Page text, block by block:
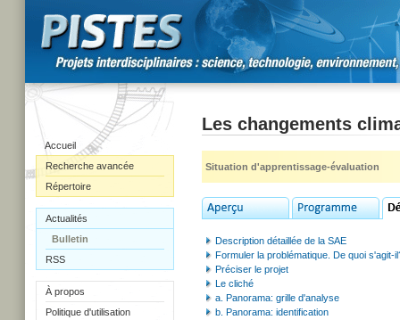
Accueil
Recherche avancée
Répertoire
Actualités
Bulletin
RSS
À propos
Politique d'utilisation
Les changements
Situation d'apprentissage-évaluation
Description détaillée de la SAE
Formuler la problématique. De quoi s'agit-
Préciser le projet
Le cliché
a. Panorama: grille d'analyse
b. Panorama: identification